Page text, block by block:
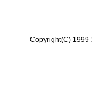
Copyright(C)